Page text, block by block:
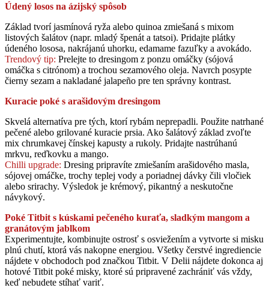
Údený losos na ázijský spôsob
Základ tvorí jasmínová ryža alebo quinoa zmiešaná s mixom
listových šalátov (napr. mladý špenát a tatsoi). Pridajte plátky
údeného lososa, nakrájanú uhorku, edamame fazuľky a avokádo.
Trendový tip: Prelejte to dresingom z ponzu omáčky (sójová
omáčka s citrónom) a trochou sezamového oleja. Navrch posypte
čierny sezam a nakladané jalapeño pre ten správny kontrast.
Kuracie poké s arašidovým dresingom
Skvelá alternatíva pre tých, ktorí rybám neprepadli. Použite natrhané
pečené alebo grilované kuracie prsia. Ako šalátový základ zvoľte
mix chrumkavej čínskej kapusty a rukoly. Pridajte nastrúhanú
mrkvu, reďkovku a mango.
Chilli upgrade: Dresing pripravíte zmiešaním arašidového masla,
sójovej omáčke, trochy teplej vody a poriadnej dávky čili vločiek
alebo srirachy. Výsledok je krémový, pikantný a neskutočne
návykový.
Poké Titbit s kúskami pečeného kuraťa, sladkým mangom a
granátovým jablkom
Experimentujte, kombinujte ostrosť s osviežením a vytvorte si misku
plnú chutí, ktorá vás nakopne energiou. Všetky čerstvé ingrediencie
nájdete v obchodoch pod značkou Titbit. V Delii nájdete dokonca aj
hotové Titbit poké misky, ktoré sú pripravené zachrániť vás vždy,
keď nebudete stíhať variť.